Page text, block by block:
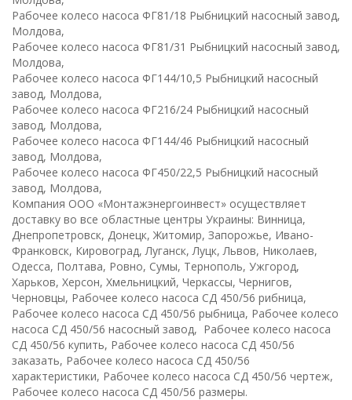
Рабочее колесо насоса ФГ81/18 Рыбницкий насосный завод,
Молдова,
Рабочее колесо насоса ФГ81/31 Рыбницкий насосный завод,
Молдова,
Рабочее колесо насоса ФГ144/10,5 Рыбницкий насосный
завод, Молдова,
Рабочее колесо насоса ФГ216/24 Рыбницкий насосный
завод, Молдова,
Рабочее колесо насоса ФГ144/46 Рыбницкий насосный
завод, Молдова,
Рабочее колесо насоса ФГ450/22,5 Рыбницкий насосный
завод, Молдова,
Компания ООО «Монтажэнергоинвест» осуществляет
доставку во все областные центры Украины: Винница,
Днепропетровск, Донецк, Житомир, Запорожье, Ивано-
Франковск, Кировоград, Луганск, Луцк, Львов, Николаев,
Одесса, Полтава, Ровно, Сумы, Тернополь, Ужгород,
Харьков, Херсон, Хмельницкий, Черкассы, Чернигов,
Черновцы, Рабочее колесо насоса СД 450/56 рибница,
Рабочее колесо насоса СД 450/56 рыбница, Рабочее колесо
насоса СД 450/56 насосный завод, Рабочее колесо насоса
СД 450/56 купить, Рабочее колесо насоса СД 450/56
заказать, Рабочее колесо насоса СД 450/56
характеристики, Рабочее колесо насоса СД 450/56 чертеж,
Рабочее колесо насоса СД 450/56 размеры.